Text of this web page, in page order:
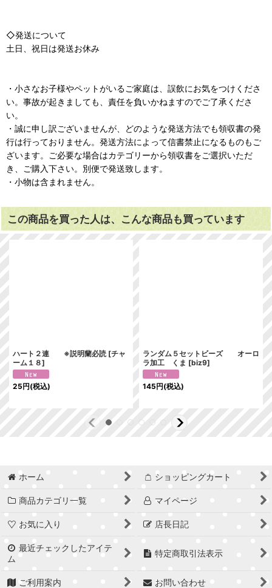
◇発送について
土日、祝日は発送お休み
・小さなお子様やペットがいるご家庭は、誤飲にお気をつけくださ
い。事故が起きましても、責任を負いかねますのでご了承くださ
い。
・誠に申し訳ございませんが、どのような発送方法でも領収書の発
行は行っておりません。発送方法によって信書禁止になるものもご
ざいます。ご必要な場合はカテゴリーから領収書をご選択いただ
き、ご購入下さい。別便で発送致します。
・小物は含まれません。
この商品を買った人は、こんな商品も買っています
ハート２連 ※説明蘭必読 [チャ
ーム１８]
25円(税込)
ランダム５セットビーズ オーロ
ラ加工 くま [biz9]
145円(税込)
ホーム ショッピングカート
商品カテゴリ一覧 マイページ
お気に入り 店長日記
最近チェックしたアイテ
ム
特定商取引法表示
ご利用案内 お問い合わせ